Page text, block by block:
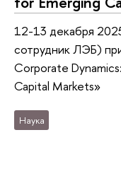
12-13 декабря
сотрудник ЛЭБ)
Corporate
Capital Markets»
Наука